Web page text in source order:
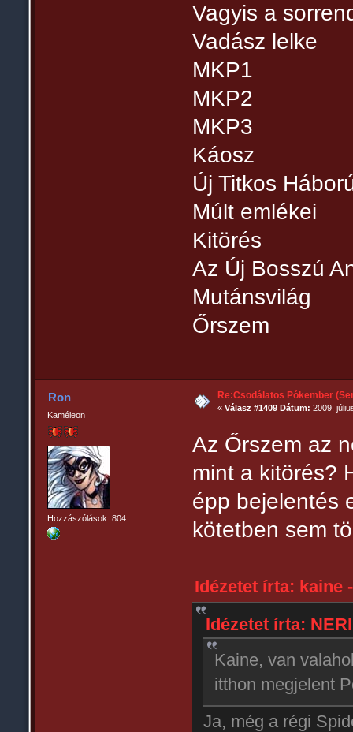
Vagyis a
Vadász lelke
MKP1
MKP2
MKP3
Káosz
Új Titkos
Múlt emlékei
Kitörés
Az Új Bosszú
Mutánsvilág
Őrszem
Ron
Kaméleon
Hozzászólások: 804
Re:Csodálatos Pókember
«Válasz #1409 Dátum: 2009.
Az Őrszem az
mint a kitörés?
épp bejelentés
kötetben sem
Idézetet írta: kaine
Idézetet írta:
Kaine, van
itthon megjelent
Ja, még a régi